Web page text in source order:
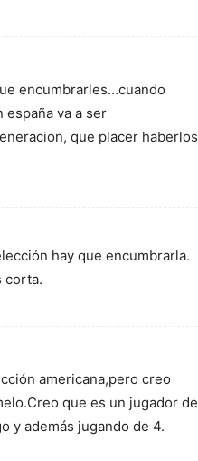
encumbrarles…cuando
va a ser
que placer haberlos
hay que encumbrarla.
corta.
americana,pero creo
que es un jugador de
y además jugando de 4.